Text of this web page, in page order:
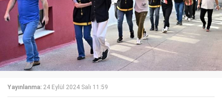
Yayınlanma: 24 Eylül 2024 Salı 11:59